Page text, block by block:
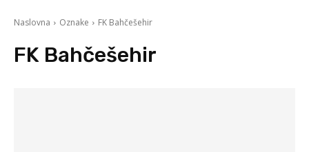
Naslovna Oznake FK Bahčešehir
FK Bahčešehir